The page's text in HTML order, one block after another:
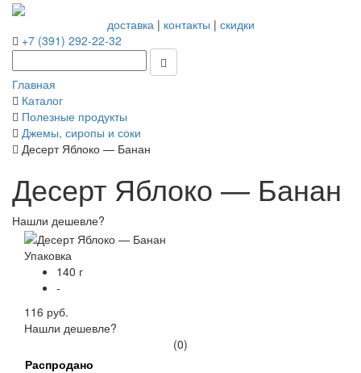
доставка| контакты | скидки
+7 (391) 292-22-32
Главная
Каталог
Полезные продукты
Джемы, сиропы и соки
Десерт Яблоко — Банан
Десерт Яблоко — Банан
Нашли дешевле?
Упаковка
140 г
-
116 руб.
Нашли дешевле?
(0)
Распродано